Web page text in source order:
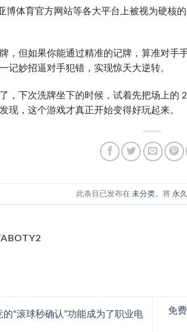
博体育官方网站等各大平台上被视为硬核
，但如果你能通过精准的记牌，算准对手
记妙招逼对手犯错，实现惊天大逆转。
，下次洗牌坐下的时候，试着先把场上的
现，这个游戏才真正开始变得好玩起来。
此条目已发布在未分类 。将永
“滚球秒确认”功能成为了职业电
免